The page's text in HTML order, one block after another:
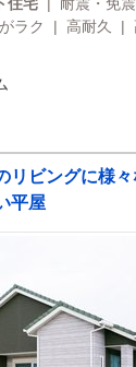
ラク | 高耐久 |
リビングに様
平屋